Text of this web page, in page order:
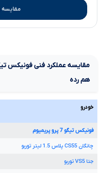
مقایسه
مقایسه عملکرد فنیفونیکس
هم رده
خودرو
فونیکس تیگو7پرو پریمیوم
چانگان CS55 پلاس 1.5 لیتر توربو
جتا VS5 توربو